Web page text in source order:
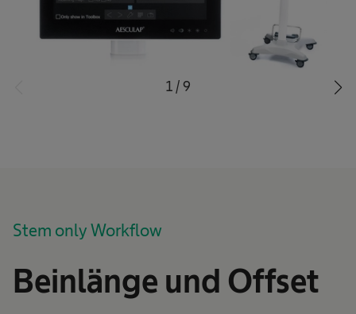
1 / 9
Stem only Workflow
Beinlänge und Offset